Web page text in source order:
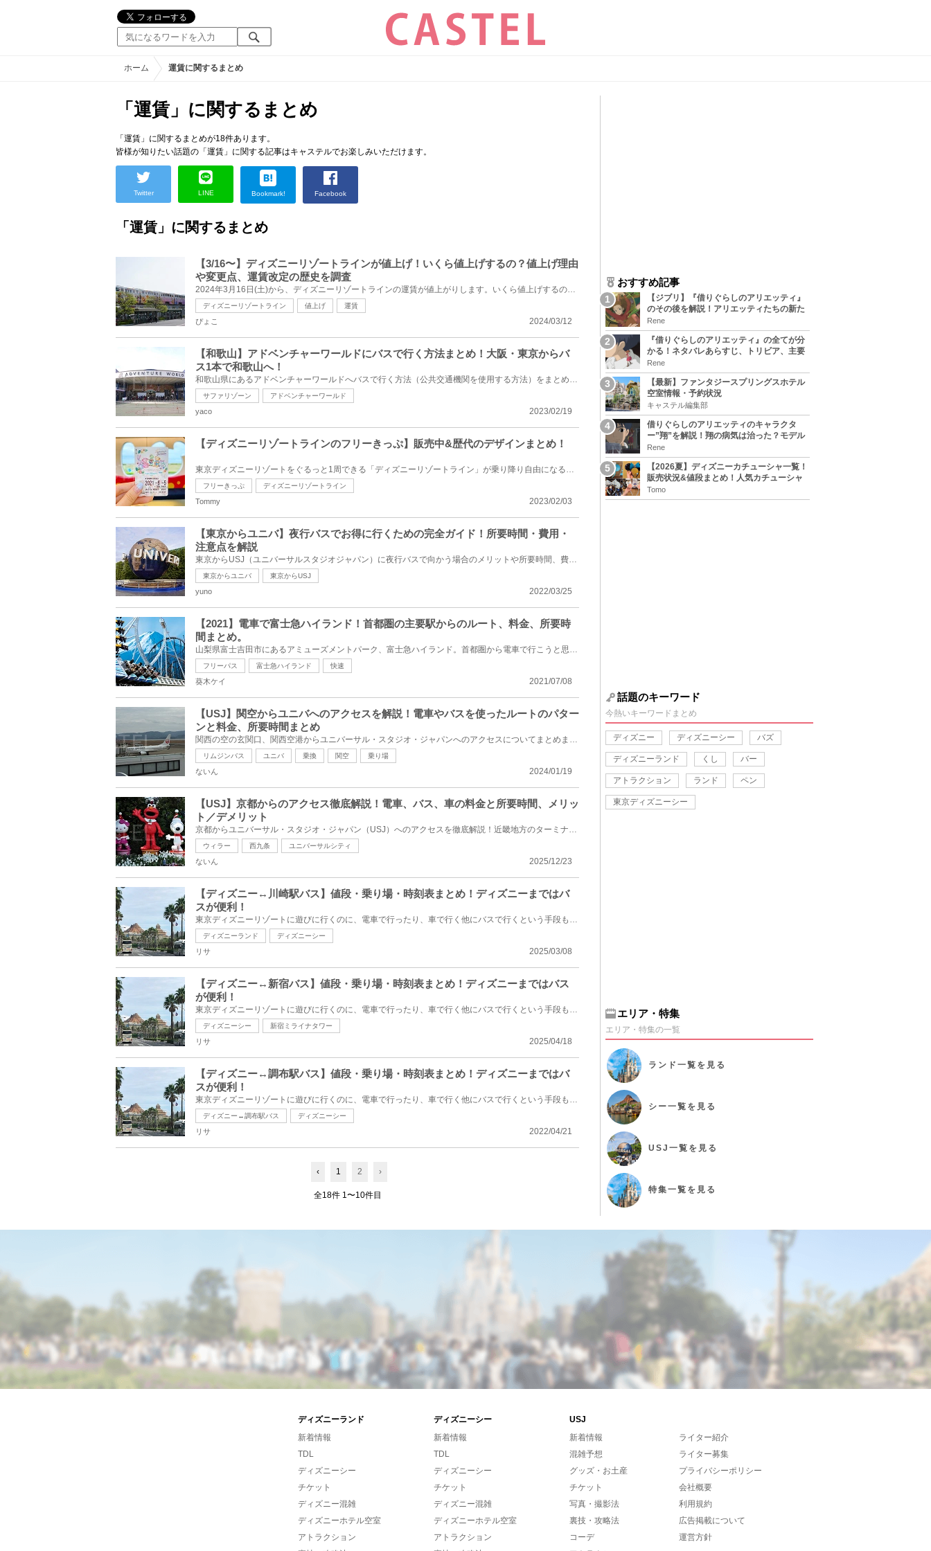
ホーム 運賃に関するまとめ
「運賃」に関するまとめ
「運賃」に関するまとめが18件あります。
皆様が知りたい話題の「運賃」に関する記事はキャステルでお楽しみいただけます。
Twitter LINE Bookmark! Facebook
「運賃」に関するまとめ
【3/16〜】ディズニーリゾートラインが値上げ！いくら値上げするの？値上げ理由
や変更点、運賃改定の歴史を調査
2024年3月16日(土)から、ディズニーリゾートラインの運賃が値上がりします。いくら値上げするのか、値上...
ディズニーリゾートライン 値上げ 運賃
2024/03/12
ぴょこ
【和歌山】アドベンチャーワールドにバスで行く方法まとめ！大阪・東京からバ
ス1本で和歌山へ！
和歌山県にあるアドベンチャーワールドへバスで行く方法（公共交通機関を使用する方法）をまとめてみま...
サファリゾーン アドベンチャーワールド
2023/02/19
yaco
【ディズニーリゾートラインのフリーきっぷ】販売中&歴代のデザインまとめ！
東京ディズニーリゾートをぐるっと1周できる「ディズニーリゾートライン」が乗り降り自由になるフリーき...
フリーきっぷ ディズニーリゾートライン
2023/02/03
Tommy
【東京からユニバ】夜行バスでお得に行くための完全ガイド！所要時間・費用・
注意点を解説
東京からUSJ（ユニバーサルスタジオジャパン）に夜行バスで向かう場合のメリットや所要時間、費用につい...
東京からユニバ 東京からUSJ
2022/03/25
yuno
【2021】電車で富士急ハイランド！首都圏の主要駅からのルート、料金、所要時
間まとめ。
山梨県富士吉田市にあるアミューズメントパーク、富士急ハイランド。首都圏から電車で行こうと思ったら...
フリーパス 富士急ハイランド 快速
2021/07/08
葵木ケイ
【USJ】関空からユニバへのアクセスを解説！電車やバスを使ったルートのパター
ンと料金、所要時間まとめ
関西の空の玄関口、関西空港からユニバーサル・スタジオ・ジャパンへのアクセスについてまとめました。...
リムジンバス ユニバ 乗換 関空 乗り場
2024/01/19
ないん
【USJ】京都からのアクセス徹底解説！電車、バス、車の料金と所要時間、メリッ
ト／デメリット
京都からユニバーサル・スタジオ・ジャパン（USJ）へのアクセスを徹底解説！近畿地方のターミナル駅であ...
ウィラー 西九条 ユニバーサルシティ
2025/12/23
ないん
【ディズニー↔︎川崎駅バス】値段・乗り場・時刻表まとめ！ディズニーまではバ
スが便利！
東京ディズニーリゾートに遊びに行くのに、電車で行ったり、車で行く他にバスで行くという手段もありま...
ディズニーランド ディズニーシー
2025/03/08
リサ
【ディズニー↔︎新宿バス】値段・乗り場・時刻表まとめ！ディズニーまではバス
が便利！
東京ディズニーリゾートに遊びに行くのに、電車で行ったり、車で行く他にバスで行くという手段もありま...
ディズニーシー 新宿ミライナタワー
2025/04/18
リサ
【ディズニー↔︎調布駅バス】値段・乗り場・時刻表まとめ！ディズニーまではバ
スが便利！
東京ディズニーリゾートに遊びに行くのに、電車で行ったり、車で行く他にバスで行くという手段もありま...
ディズニー↔︎調布駅バス ディズニーシー
2022/04/21
リサ
‹ 1 2 ›
全18件 1〜10件目
おすすめ記事
【ジブリ】『借りぐらしのアリエッティ』
のその後を解説！アリエッティたちの新た
な住処は？翔の病気は治る？
Rene
『借りぐらしのアリエッティ』の全てが分
かる！ネタバレあらすじ、トリビア、主要
キャラまとめ！
Rene
【最新】ファンタジースプリングスホテル
空室情報・予約状況
キャステル編集部
借りぐらしのアリエッティのキャラクタ
ー”翔”を解説！翔の病気は治った？モデル
は誰？
Rene
【2026夏】ディズニーカチューシャ一覧！
販売状況&値段まとめ！人気カチューシャ
をチェック
Tomo
話題のキーワード
今熱いキーワードまとめ
ディズニー ディズニーシー バズ
ディズニーランド くし バー
アトラクション ランド ペン
東京ディズニーシー
エリア・特集
エリア・特集の一覧
ランド 一覧を見る
シー一覧を見る
USJ 一覧を見る
特集一覧を見る
ディズニーランド ディズニーシー
USJ
新着情報
TDL
ディズニーシー
チケット
ディズニー混雑
ディズニーホテル空室
アトラクション
新着情報
TDL
ディズニーシー
チケット
ディズニー混雑
ディズニーホテル空室
アトラクション
新着情報
混雑予想
グッズ・お土産
チケット
写真・撮影法
裏技・攻略法
コーデ
ライター紹介
ライター募集
プライバシーポリシー
会社概要
利用規約
広告掲載について
運営方針